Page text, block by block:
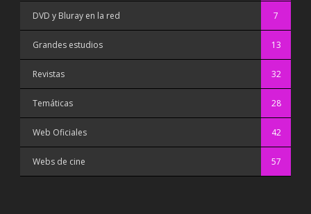
DVD y Bluray en la red 7
Grandes estudios 13
Revistas 32
Temáticas 28
Web Oficiales 42
Webs de cine 57